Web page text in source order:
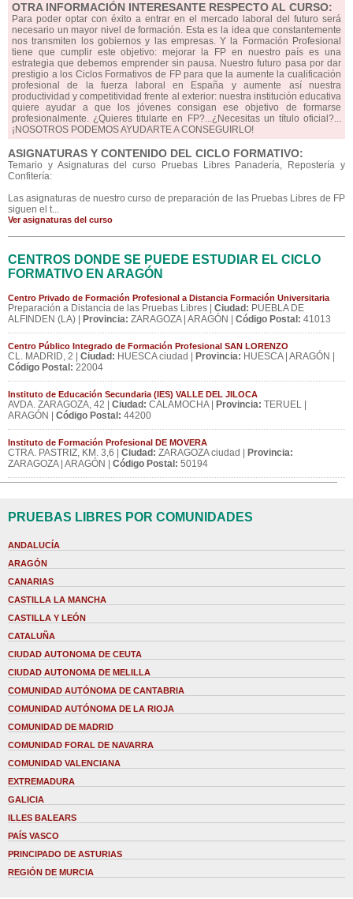
OTRA INFORMACIÓN INTERESANTE RESPECTO AL CURSO:
Para poder optar con éxito a entrar en el mercado laboral del futuro será
necesario un mayor nivel de formación. Esta es la idea que constantemente
nos transmiten los gobiernos y las empresas. Y la Formación Profesional
tiene que cumplir este objetivo: mejorar la FP en nuestro país es una
estrategia que debemos emprender sin pausa. Nuestro futuro pasa por dar
prestigio a los Ciclos Formativos de FP para que la aumente la cualificación
profesional de la fuerza laboral en España y aumente así nuestra
productividad y competitividad frente al exterior: nuestra institución educativa
quiere ayudar a que los jóvenes consigan ese objetivo de formarse
profesionalmente. ¿Quieres titularte en FP?...¿Necesitas un título oficial?...
¡NOSOTROS PODEMOS AYUDARTE A CONSEGUIRLO!
ASIGNATURAS Y CONTENIDO DEL CICLO FORMATIVO:
Temario y Asignaturas del curso Pruebas Libres Panadería, Repostería y
Confitería:
Las asignaturas de nuestro curso de preparación de las Pruebas Libres de FP
siguen el t...
Ver asignaturas del curso
CENTROS DONDE SE PUEDE ESTUDIAR EL CICLO
FORMATIVO EN ARAGÓN
Centro Privado de Formación Profesional a Distancia Formación Universitaria
Preparación a Distancia de las Pruebas Libres | Ciudad: PUEBLA DE
ALFINDEN (LA) |
Provincia: ZARAGOZA | ARAGÓN | Código Postal: 41013
Centro Público Integrado de Formación Profesional SAN LORENZO
CL. MADRID, 2 | Ciudad: HUESCA ciudad | Provincia: HUESCA | ARAGÓN |
Código Postal: 22004
Instituto de Educación Secundaria (IES) VALLE DEL JILOCA
AVDA. ZARAGOZA, 42 | Ciudad: CALAMOCHA | Provincia: TERUEL |
ARAGÓN | Código Postal: 44200
Instituto de Formación Profesional DE MOVERA
CTRA. PASTRIZ, KM. 3,6 | Ciudad: ZARAGOZA ciudad |
Provincia:
ZARAGOZA | ARAGÓN | Código Postal: 50194
PRUEBAS LIBRES POR COMUNIDADES
ANDALUCÍA
ARAGÓN
CANARIAS
CASTILLA LA MANCHA
CASTILLA Y LEÓN
CATALUÑA
CIUDAD AUTONOMA DE CEUTA
CIUDAD AUTONOMA DE MELILLA
COMUNIDAD AUTÓNOMA DE CANTABRIA
COMUNIDAD AUTÓNOMA DE LA RIOJA
COMUNIDAD DE MADRID
COMUNIDAD FORAL DE NAVARRA
COMUNIDAD VALENCIANA
EXTREMADURA
GALICIA
ILLES BALEARS
PAÍS VASCO
PRINCIPADO DE ASTURIAS
REGIÓN DE MURCIA